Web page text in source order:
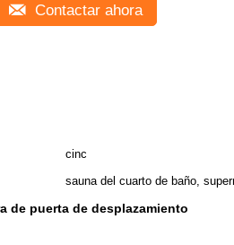
Contactar ahora
cinc
sauna del cuarto de baño,
de puerta de desplazamiento